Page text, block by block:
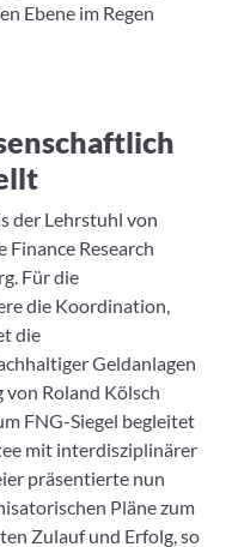
Ebene im Regen
der Lehrstuhl von
Finance Research
Für die
die Koordination,
die
Geldanlagen
Roland Kölsch
FNG-Siegel begleitet
mit interdisziplinärer
präsentierte nun
Pläne zum
Zulauf und Erfolg, so